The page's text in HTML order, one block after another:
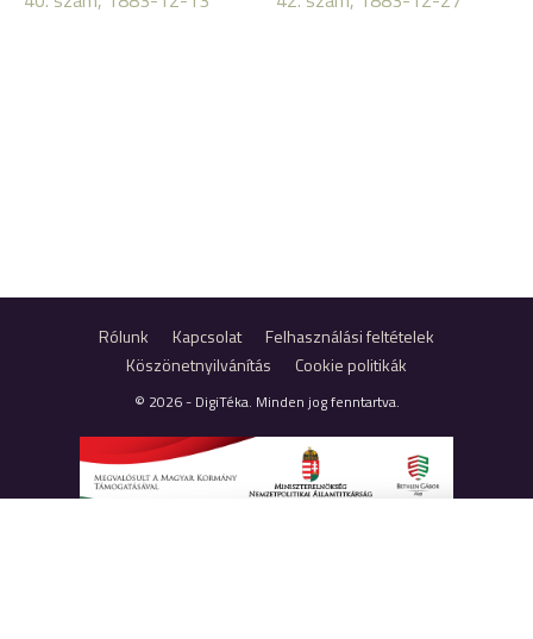
Rólunk Kapcsolat
Felhasználási feltételek
Köszönetnyilvánítás
Cookie politikák
© 2026 - DigiTéka. Minden jog fenntartva.